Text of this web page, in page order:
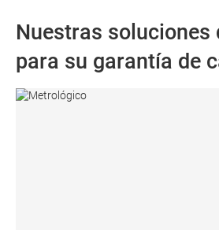
Nuestras soluciones
para su garantía de